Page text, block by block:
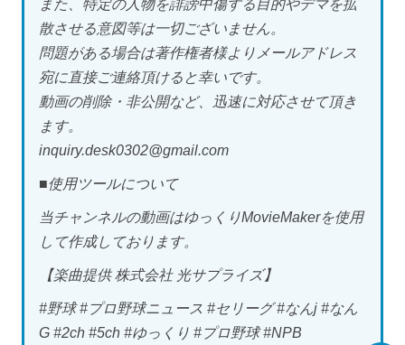
また、特定の人物を誹謗中傷する目的やデマを拡
散させる意図等は一切ございません。
問題がある場合は著作権者様よりメールアドレス
宛に直接ご連絡頂けると幸いです。
動画の削除・非公開など、迅速に対応させて頂き
ます。
inquiry.desk0302@gmail.com
■使用ツールについて
当チャンネルの動画はゆっくりMovieMakerを使用
して作成しております。
【楽曲提供 株式会社 光サプライズ】
#野球 #プロ野球ニュース #セリーグ #なんj #なん
G #2ch #5ch #ゆっくり #プロ野球 #NPB